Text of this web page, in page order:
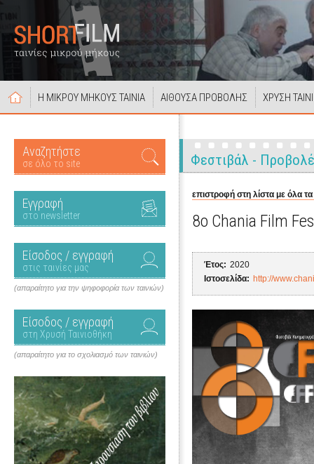
Η ΜΙΚΡΟΥ ΜΗΚΟΥΣ ΤΑΙΝΙΑ ΑΙΘΟΥΣΑ ΠΡΟΒΟΛΗΣ ΧΡΥΣΗ
Αναζητήστε
σε όλο το site
Εγγραφή
στο newsletter
Είσοδος / εγγραφή
στις ταινίες μας
(απαραίτητο για την ψηφοφορία των ταινιών)
Είσοδος / εγγραφή
στη Χρυσή Ταινιοθήκη
(απαραίτητο για το σχολιασμό των ταινιών)
Φεστιβάλ -
επιστροφή στη λίστα με όλα
8ο Chania Film
Έτος: 2020
Ιστοσελίδα: http://